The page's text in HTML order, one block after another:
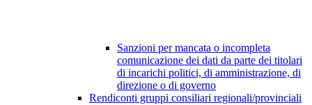
Sanzioni per mancata o incompleta
comunicazione dei dati da parte dei titolari
di incarichi politici, di amministrazione, di
direzione o di governo
Rendiconti gruppi consiliari regionali/provinciali